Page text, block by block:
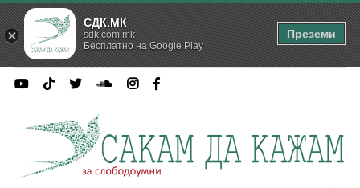
СДК.МК
sdk.com.mk
Бесплатно на Google Play
Преземи